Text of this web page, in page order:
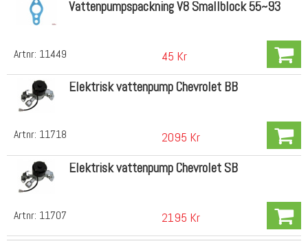
Artnr: 11449
Vattenpumpspackning V8 Smallblock 55~93
45 Kr
Artnr: 11718
Elektrisk vattenpump Chevrolet BB
2095 Kr
Artnr: 11707
Elektrisk vattenpump Chevrolet SB
2195 Kr